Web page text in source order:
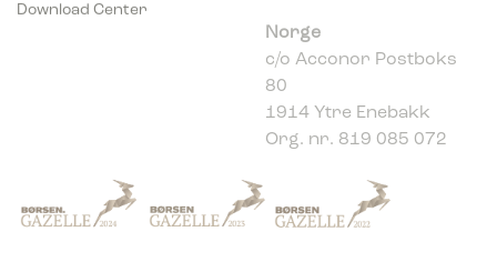
c/o Acconor Postboks
80
1914 Ytre Enebakk
Org. nr. 819 085 072